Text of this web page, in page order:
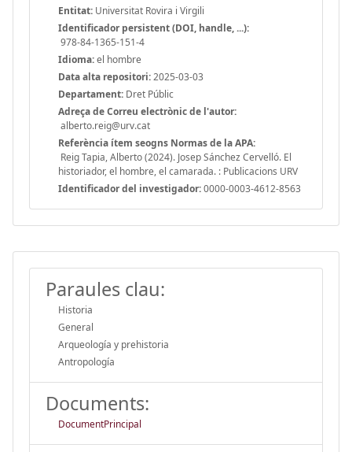
Entitat: Universitat Rovira i Virgili
Identificador persistent (DOI, handle, ...):
978-84-1365-151-4
Idioma:el hombre
Data alta repositori:2025-03-03
Departament: Dret Públic
Adreça de Correu electrònic de l'autor:
alberto.reig@urv.cat
Referència ítem seogns Normas de la APA:
Reig Tapia, Alberto (2024). Josep Sánchez Cervelló. El
historiador, el hombre, el camarada. : Publicacions URV
Identificador del investigador:0000-0003-4612-8563
Paraules clau:
Historia
General
Arqueología y prehistoria
Antropología
Documents:
DocumentPrincipal